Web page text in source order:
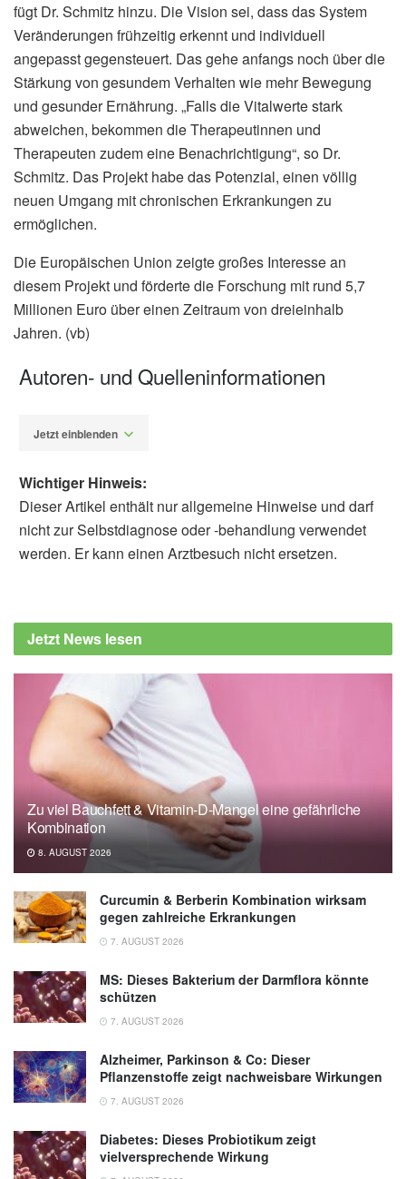
fügt Dr. Schmitz hinzu. Die Vision sei, dass das System
Veränderungen frühzeitig erkennt und individuell
angepasst gegensteuert. Das gehe anfangs noch über die
Stärkung von gesundem Verhalten wie mehr Bewegung
und gesunder Ernährung. „Falls die Vitalwerte stark
abweichen, bekommen die Therapeutinnen und
Therapeuten zudem eine Benachrichtigung“, so Dr.
Schmitz. Das Projekt habe das Potenzial, einen völlig
neuen Umgang mit chronischen Erkrankungen zu
ermöglichen.
Die Europäischen Union zeigte großes Interesse an
diesem Projekt und förderte die Forschung mit rund 5,7
Millionen Euro über einen Zeitraum von dreieinhalb
Jahren. (vb)
Autoren- und Quelleninformationen
Jetzt einblenden
und künstliche Intelligenz bei der Prävention
von Herzerkrankungen helfen können
Wichtiger Hinweis:
Dieser Artikel enthält nur allgemeine Hinweise und darf
nicht zur Selbstdiagnose oder -behandlung verwendet
werden. Er kann einen Arztbesuch nicht ersetzen.
Jetzt News lesen
Zu viel Bauchfett & Vitamin-D-Mangel eine gefährliche
Kombination
8. AUGUST 2026
Curcumin & Berberin Kombination wirksam
gegen zahlreiche Erkrankungen
7. AUGUST 2026
MS: Dieses Bakterium der Darmflora könnte
schützen
7. AUGUST 2026
Alzheimer, Parkinson & Co: Dieser
Pflanzenstoffe zeigt nachweisbare Wirkungen
7. AUGUST 2026
Diabetes: Dieses Probiotikum zeigt
vielversprechende Wirkung